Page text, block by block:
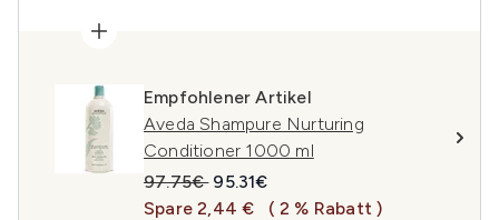
Empfohlener Artikel
Aveda Shampure Nurturing
Conditioner 1000 ml
Unverbindliche Preisempfehlung:
97.75€ Aktueller Preis:
95.31€
Spare 2,44 €
( 2 % Rabatt )